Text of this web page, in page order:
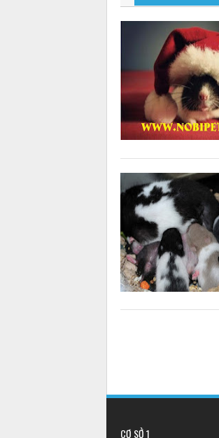
4:36 PM Shop
Cẩm nang
3:31 PM Tuyển Dụng
CƠ SỞ 1